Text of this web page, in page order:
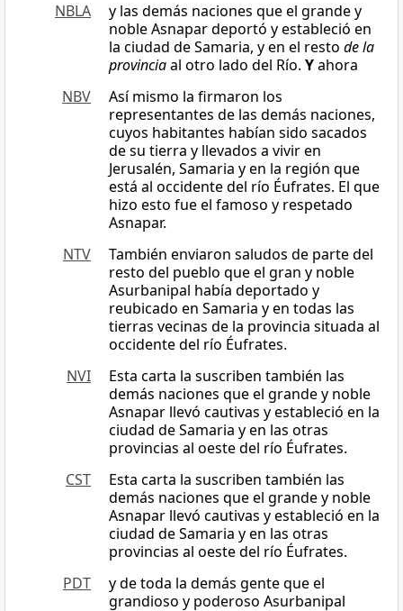
NBLA
y las demás naciones que el grande y
noble Asnapar deportó y estableció en
la ciudad de Samaria, y en el resto de la
provinciaal otro lado del Río. Yahora
NBV
Así mismo la firmaron los
representantes de las demás naciones,
cuyos habitantes habían sido sacados
de su tierra y llevados a vivir en
Jerusalén, Samaria y en la región que
está al occidente del río Éufrates. El que
hizo esto fue el famoso y respetado
Asnapar.
NTV
También enviaron saludos de parte del
resto del pueblo que el gran y noble
Asurbanipal había deportado y
reubicado en Samaria y en todas las
tierras vecinas de la provincia situada al
occidente del río Éufrates.
NVI
Esta carta la suscriben también las
demás naciones que el grande y noble
Asnapar llevó cautivas y estableció en la
ciudad de Samaria y en las otras
provincias al oeste del río Éufrates.
CST
Esta carta la suscriben también las
demás naciones que el grande y noble
Asnapar llevó cautivas y estableció en la
ciudad de Samaria y en las otras
provincias al oeste del río Éufrates.
PDT
y de toda la demás gente que el
grandioso y poderoso Asurbanipal